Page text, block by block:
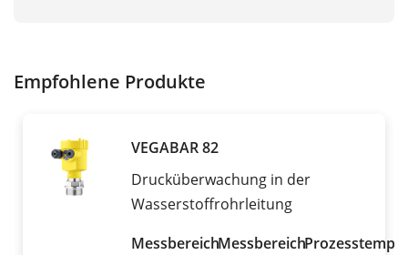
Empfohlene Produkte
VEGABAR 82
Drucküberwachung in der
Wasserstoffrohrleitung
MessbereichMessbereich